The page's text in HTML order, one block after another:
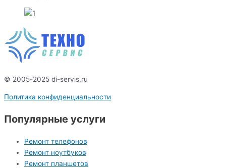
© 2005-2025 di-servis.ru
Политика конфиденциальности
Популярные услуги
Ремонт телефонов
Ремонт ноутбуков
Ремонт планшетов